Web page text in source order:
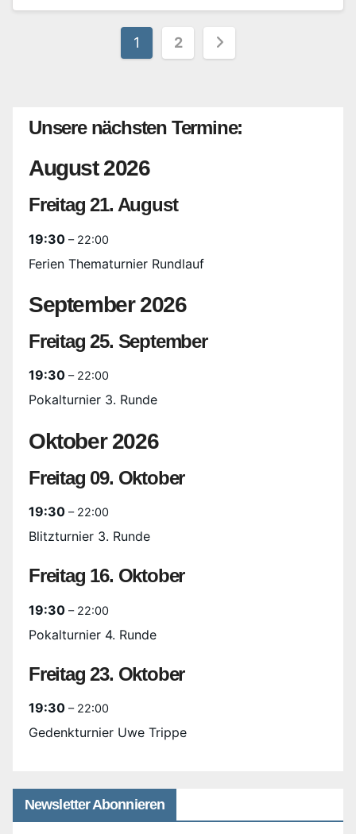
Seitennummerierung
1 2
Unsere nächsten Termine:
August 2026
Freitag 21. August
19:30 – 22:00
Ferien Thematurnier Rundlauf
September 2026
Freitag 25. September
19:30 – 22:00
Pokalturnier 3. Runde
Oktober 2026
Freitag 09. Oktober
19:30 – 22:00
Blitzturnier 3. Runde
Freitag 16. Oktober
19:30 – 22:00
Pokalturnier 4. Runde
Freitag 23. Oktober
19:30 – 22:00
Gedenkturnier Uwe Trippe
Newsletter Abonnieren